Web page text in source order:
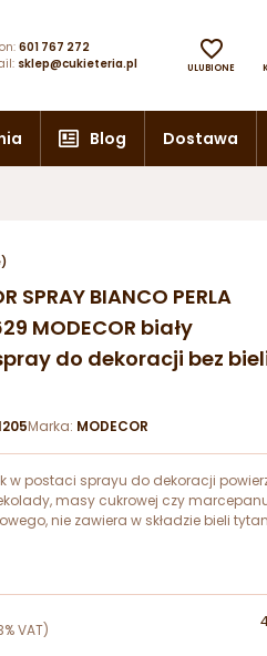
601 767 272
sklep@cukieteria.pl

ULUBIONE
Blog Dostawa
SPRAY BIANCO PERLA
MODECOR biały
do dekoracji bez
Marka: MODECOR
w postaci sprayu do dekoracji
masy cukrowej czy
nie zawiera w składzie bieli
VAT)